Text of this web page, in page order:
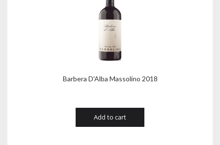
Barbera D'Alba Massolino 2018
Add to cart